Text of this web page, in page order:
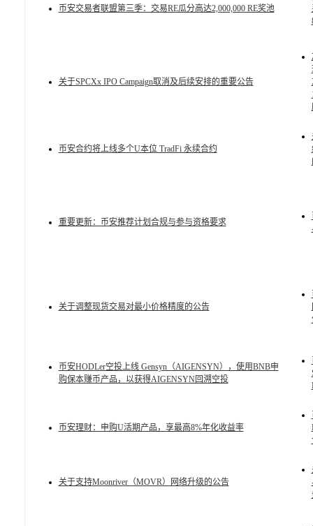
币安交易者联盟第三季：交易RE瓜分高达2,000,000 RE奖池
关于SPCXx IPO Campaign取消及后续安排的重要公告
币安合约将上线多个U本位 TradFi 永续合约
重要更新：币安推荐计划合规与参与资格要求
关于调整现货交易对最小价格精度的公告
币安HODLer空投上线 Gensyn（AIGENSYN），使用BNB申
购保本赚币产品，以获得AIGENSYN回溯空投
币安理财：申购U活期产品，享最高8%年化收益率
关于支持Moonriver（MOVR）网络升级的公告